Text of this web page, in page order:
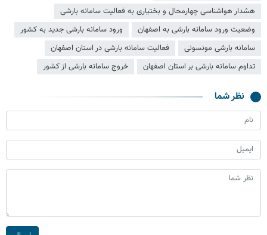
هشدار هواشناسی چهارمحال و بختیاری به فعالیت سامانه بارشی
وضعیت ورود سامانه بارشی به اصفهان
ورود سامانه بارشی جدید به کشور
سامانه بارشی مونسونی
فعالیت سامانه بارشی در استان اصفهان
تداوم سامانه بارشی بر استان اصفهان
خروج سامانه بارشی از کشور
نظر شما